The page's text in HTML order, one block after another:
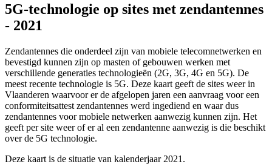
5G-technologie op sites met zendantennes
- 2021
Zendantennes die onderdeel zijn van mobiele telecomnetwerken en
bevestigd kunnen zijn op masten of gebouwen werken met
verschillende generaties technologieën (2G, 3G, 4G en 5G). De
meest recente technologie is 5G. Deze kaart geeft de sites weer in
Vlaanderen waarvoor er de afgelopen jaren een aanvraag voor een
conformiteitsattest zendantennes werd ingediend en waar dus
zendantennes voor mobiele netwerken aanwezig kunnen zijn. Het
geeft per site weer of er al een zendantenne aanwezig is die beschikt
over de 5G technologie.
Deze kaart is de situatie van kalenderjaar 2021.